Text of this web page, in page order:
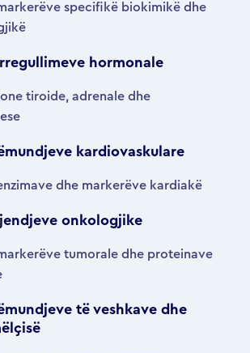
specifikë biokimikë dhe
hormonale
tiroide, adrenale dhe
kardiovaskulare
dhe markerëve kardiakë
onkologjike
tumorale dhe proteinave
të veshkave dhe